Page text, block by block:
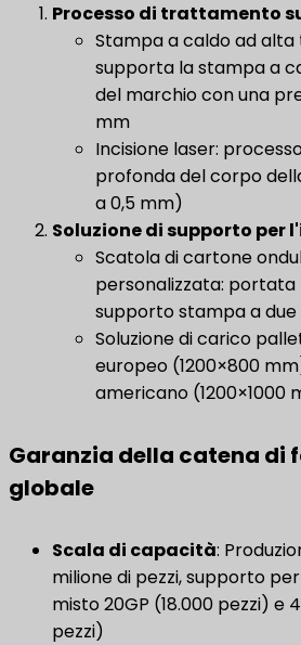
Processo di trattamento
Stampa a caldo ad
supporta la stampa a
del marchio con una
mm
Incisione laser:
profonda del corpo
a 0,5 mm)
Soluzione di supporto per
Scatola di cartone
personalizzata: portata
supporto stampa a
Soluzione di carico
europeo (1200×800
americano (1200×1000
Garanzia della catena di
globale
Scala di capacità:
milione di pezzi, supporto
misto 20GP (18.000 pezzi) e
pezzi)